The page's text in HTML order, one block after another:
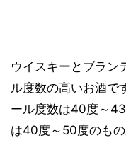
ウイスキーとブラン
ル度数の高いお酒で
ール度数は40度～
は40度～50度のもの